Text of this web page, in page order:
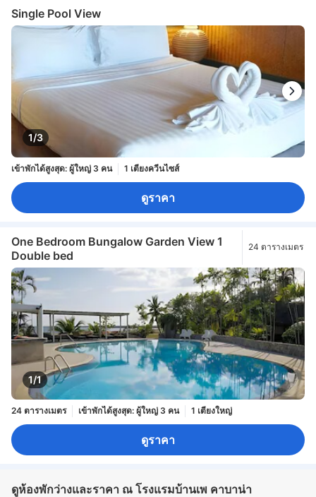
Single Pool View
1/3
เข้าพักได้สูงสุด: ผู้ใหญ่ 3 คน 1 เตียงควีนไซส์
ดูราคา
One Bedroom Bungalow Garden View 1
Double bed
24 ตารางเมตร
1/1
24 ตารางเมตร เข้าพักได้สูงสุด: ผู้ใหญ่ 3 คน 1 เตียงใหญ่
ดูราคา
ดูห้องพักว่างและราคา ณ โรงแรมบ้านเพ คาบาน่า